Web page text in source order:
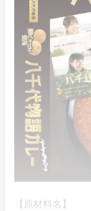
【原材料名】